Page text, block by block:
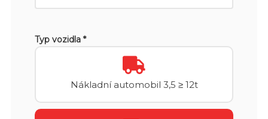
Typ vozidla *
Nákladní automobil 3,5 ≥ 12t